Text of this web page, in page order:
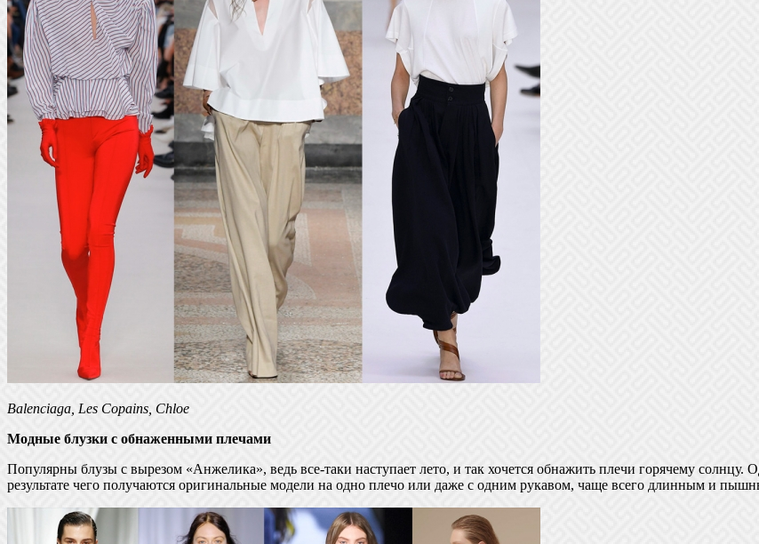
Balenciaga, Les Copains, Chloe
Модные блузки с обнаженными плечами
Популярны блузы с вырезом «Анжелика», ведь все-таки наступает лето, и так хочется обнажить плечи горячему солнцу.
результате чего получаются оригинальные модели на одно плечо или даже с одним рукавом, чаще всего длинным и